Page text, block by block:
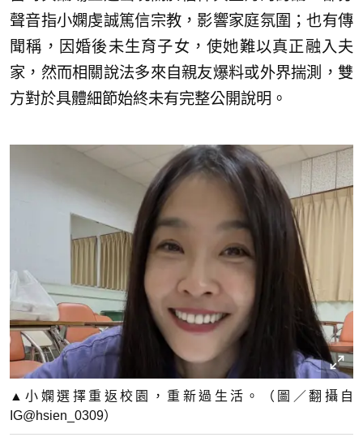
聲音指小嫻虔誠篤信宗教，影響家庭氛圍；也有傳
聞稱，因婚後未生育子女，使她難以真正融入夫
家，然而相關說法多來自親友爆料或外界揣測，雙
方對於具體細節始終未有完整公開說明。
▲小嫻選擇重返校園，重新過生活。（圖／翻攝自
IG@hsien_0309）